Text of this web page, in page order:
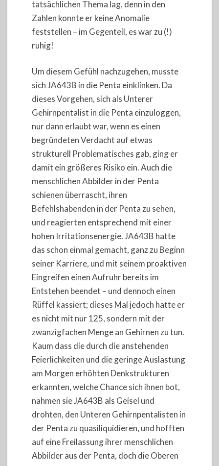
tatsächlichen Thema lag, denn in den
Zahlen konnte er keine Anomalie
feststellen – im Gegenteil, es war zu (!)
ruhig!
Um diesem Gefühl nachzugehen, musste
sich JA643B in die Penta einklinken. Da
dieses Vorgehen, sich als Unterer
Gehirnpentalist in die Penta einzuloggen,
nur dann erlaubt war, wenn es einen
begründeten Verdacht auf etwas
strukturell Problematisches gab, ging er
damit ein größeres Risiko ein. Auch die
menschlichen Abbilder in der Penta
schienen überrascht, ihren
Befehlshabenden in der Penta zu sehen,
und reagierten entsprechend mit einer
hohen Irritationsenergie. JA643B hatte
das schon einmal gemacht, ganz zu Beginn
seiner Karriere, und mit seinem proaktiven
Eingreifen einen Aufruhr bereits im
Entstehen beendet – und dennoch einen
Rüffel kassiert; dieses Mal jedoch hatte er
es nicht mit nur 125, sondern mit der
zwanzigfachen Menge an Gehirnen zu tun.
Kaum dass die durch die anstehenden
Feierlichkeiten und die geringe Auslastung
am Morgen erhöhten Denkstrukturen
erkannten, welche Chance sich ihnen bot,
nahmen sie JA643B als Geisel und
drohten, den Unteren Gehirnpentalisten in
der Penta zu quasiliquidieren, und hofften
auf eine Freilassung ihrer menschlichen
Abbilder aus der Penta, doch die Oberen